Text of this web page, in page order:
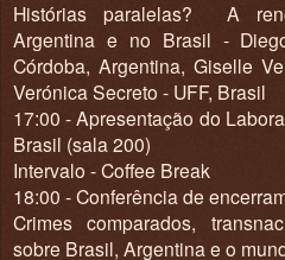
Histórias paralelas? A
Argentina e no Brasil -
Córdoba, Argentina, Giselle
Verónica Secreto - UFF, Brasil
17:00 - Apresentação do
Brasil (sala 200)
Intervalo - Coffee Break
18:00 - Conferência de
Crimes comparados,
sobre Brasil, Argentina e o